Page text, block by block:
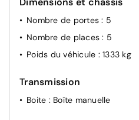
Nombre de portes: 5
Nombre de places: 5
Poids du véhicule : 1333 kg
Transmission
Boite : Boîte manuelle